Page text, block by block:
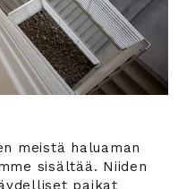
meistä haluaman
sisältää. Niiden